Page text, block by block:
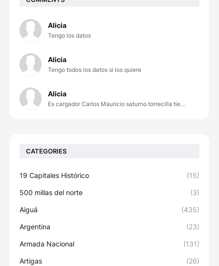
Alicia
Tengo los datos
Alicia
Tengo todos los datos si los quiere
Alicia
Es cargador Carlos Mauricio saturno torrecilla tie...
CATEGORIES
19 Capitales Histórico (15)
500 millas del norte (3)
Aiguá (435)
Argentina (23)
Armada Nacional (131)
Artigas (26)